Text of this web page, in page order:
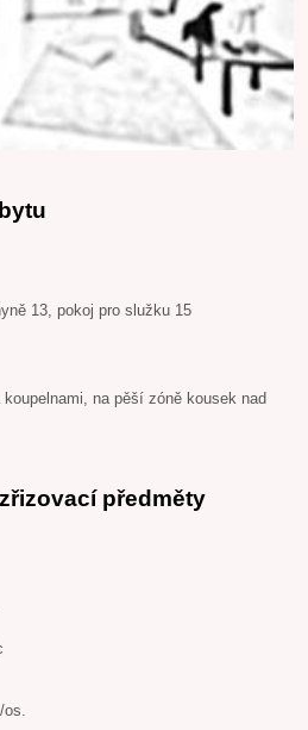
13, pokoj pro služku 15
na pěší zóně kousek nad
předměty
os.